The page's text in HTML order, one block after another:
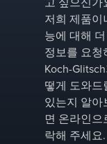
저희 제품이
능에 대해
정보를 요청
Koch-
떻게 도와드
있는지 알아
면 온라인으
락해 주세요.